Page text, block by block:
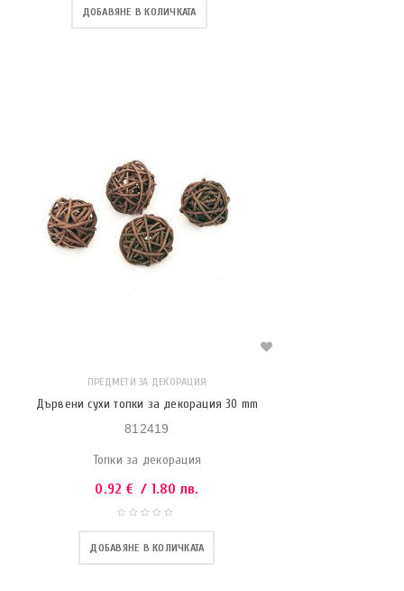
ДОБАВЯНЕ В КОЛИЧКАТА
ПРЕДМЕТИ ЗА ДЕКОРАЦИЯ
Дървени сухи топки за декорация 30 mm
812419
Топки за декорация
0.92 € / 1.80 лв.
ДОБАВЯНЕ В КОЛИЧКАТА